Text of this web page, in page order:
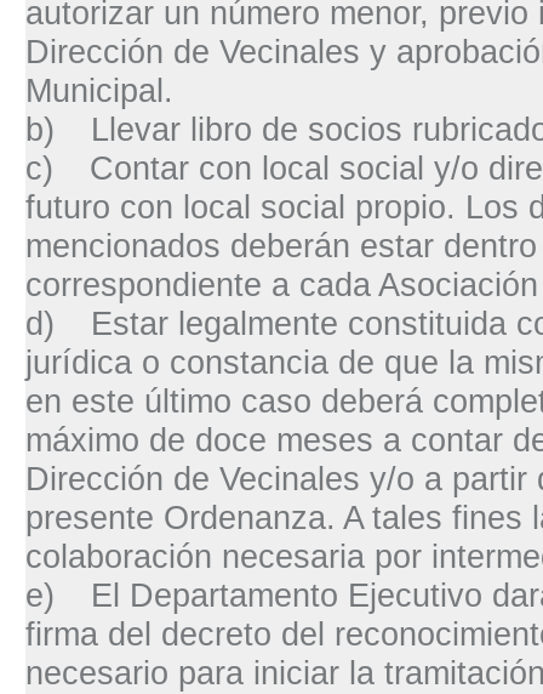
autorizar un número menor,
Dirección de Vecinales y
Municipal.
b)
Llevar libro de socios
c)
Contar con local social y/o
futuro con local social propio. Los
mencionados deberán estar
correspondiente a cada
d)
Estar legalmente constituida
jurídica o constancia de que la
en este último caso deberá
máximo de doce meses a contar
Dirección de Vecinales y/o a
presente Ordenanza. A tales fines
colaboración necesaria por
e)
El Departamento Ejecutivo
firma del decreto del
necesario para iniciar la